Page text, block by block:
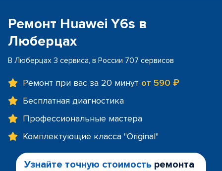
Ремонт Huawei Y6s в
Люберцах
В Люберцах 3 сервиса, в России 707 сервисов
Ремонт при вас за 20 минут от 590 ₽
Бесплатная диагностика
Профессиональные мастера
Комплектующие класса "Original"
Узнайте точную стоимость ремонта